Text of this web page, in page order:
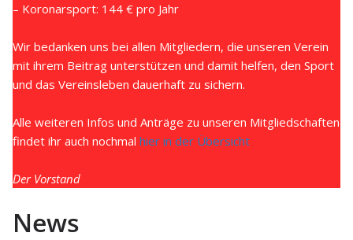
– Koronarsport: 144 € pro Jahr
Wir bedanken uns bei allen Mitgliedern, die unseren Verein
mit ihrem Beitrag unterstützen und damit helfen, den Sport
und das Vereinsleben dauerhaft zu sichern.
Alle weiteren Infos und Anträge zu unseren Mitgliedschaften
findet ihr auch nochmal hier in der Übersicht
Der Vorstand
News